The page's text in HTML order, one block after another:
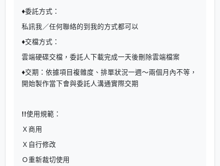
♦委託方式：
私訊我／任何聯絡的到我的方式都可以
♦交檔方式：
雲端硬碟交檔，委託人下載完成一天後刪除雲端檔案
♦交期：依據項目複雜度、排單狀況一週～兩個月內不等，
開始製作當下會與委託人溝通實際交期
!!使用規範：
Ｘ商用
Ｘ自行修改
Ｏ重新裁切使用